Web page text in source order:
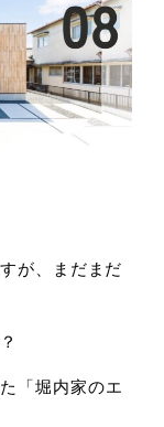
が、まだまだ
「堀内家のエ